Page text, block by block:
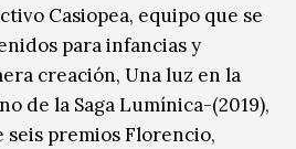
Casiopea, equipo que se
para infancias y
creación, Una luz en la
de la Saga Lumínica-(2019),
premios Florencio,